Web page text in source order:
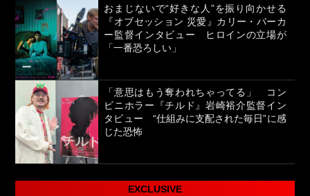
おまじないで“好きな人”を振り向かせる
『オブセッション 災愛』カリー・バーカ
ー監督インタビュー ヒロインの立場が
「一番恐ろしい」
「意思はもう奪われちゃってる」 コン
ビニホラー『チルド』岩崎裕介監督イン
タビュー “仕組みに支配された毎日”に感
じた恐怖
EXCLUSIVE